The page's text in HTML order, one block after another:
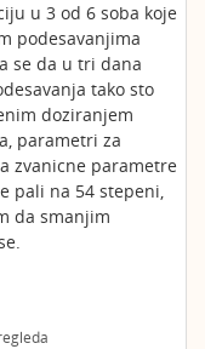
u 3 od 6 soba koje
podesavanjima
se da u tri dana
tako sto
doziranjem
parametri za
zvanicne parametre
pali na 54 stepeni,
da smanjim